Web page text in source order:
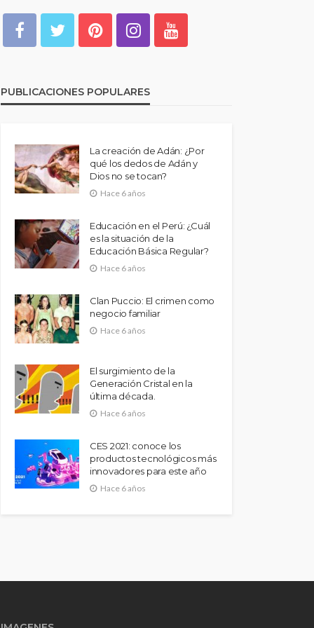
PUBLICACIONES POPULARES
La creación de Adán: ¿Por
qué los dedos de Adán y
Dios no se tocan?
Hace 6 años
Educación en el Perú: ¿Cuál
es la situación de la
Educación Básica Regular?
Hace 6 años
Clan Puccio: El crimen como
negocio familiar
Hace 6 años
El surgimiento de la
Generación Cristal en la
última década.
Hace 6 años
CES 2021: conoce los
productos tecnológicos más
innovadores para este año
Hace 6 años